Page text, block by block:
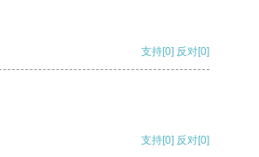
支持[0] 反对[0]
支持[0] 反对[0]